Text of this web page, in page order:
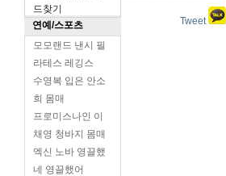
드찾기
연예/스포츠
모모랜드 낸시 필
라테스 레깅스
수영복 입은 안소
희 몸매
프로미스나인 이
채영 청바지 몸매
엑신 노바 영끌했
네 영끌했어
Tweet